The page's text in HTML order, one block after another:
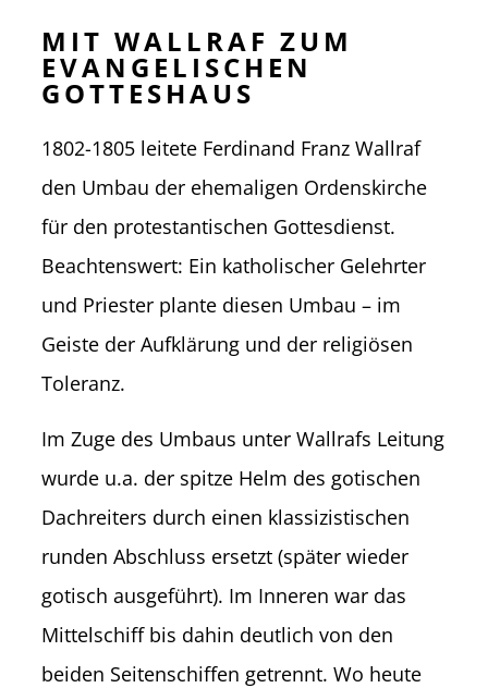
MIT WALLRAF ZUM
EVANGELISCHEN
GOTTESHAUS
1802-1805 leitete Ferdinand Franz Wallraf
den Umbau der ehemaligen Ordenskirche
für den protestantischen Gottesdienst.
Beachtenswert: Ein katholischer Gelehrter
und Priester plante diesen Umbau – im
Geiste der Aufklärung und der religiösen
Toleranz.
Im Zuge des Umbaus unter Wallrafs Leitung
wurde u.a. der spitze Helm des gotischen
Dachreiters durch einen klassizisti­schen
runden Abschluss ersetzt (später wieder
gotisch ausgeführt). Im Inneren war das
Mittelschiff bis dahin deutlich von den
beiden Seitenschiffen getrennt. Wo heute